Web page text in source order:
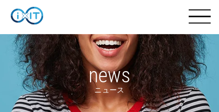
news
ニュース